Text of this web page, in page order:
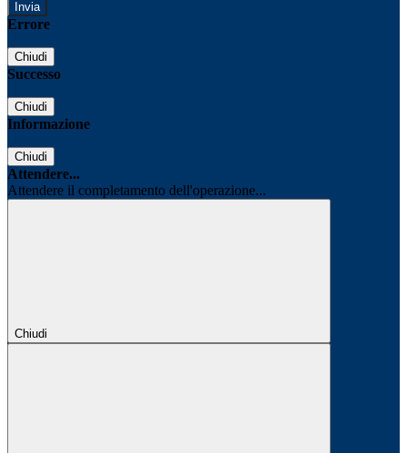
Errore
Chiudi
Successo
Chiudi
Informazione
Chiudi
Attendere...
Attendere il completamento dell'operazione...
Chiudi